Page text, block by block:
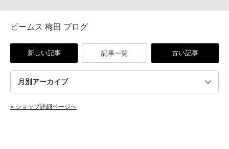
ビームス 梅田 ブログ
新しい記事 記事一覧 古い記事
» ショップ詳細ページへ